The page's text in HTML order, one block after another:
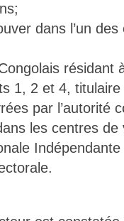
dans l’un des
résidant
1, 2 et 4, titulaire
par l’autorité
les centres